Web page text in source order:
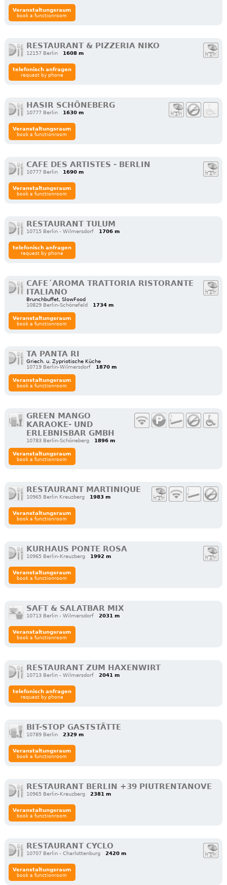
Veranstaltungsraum
book a functionroom
RESTAURANT & PIZZERIA NIKO
12157 Berlin 1608 m
telefonisch anfragen
request by phone
HASIR SCHÖNEBERG
10777 Berlin 1630 m
Veranstaltungsraum
book a functionroom
CAFE DES ARTISTES - BERLIN
10777 Berlin 1690 m
Veranstaltungsraum
book a functionroom
RESTAURANT TULUM
10715 Berlin - Wilmersdorf 1706 m
telefonisch anfragen
request by phone
CAFE´AROMA TRATTORIA RISTORANTE
ITALIANO
Brunchbuffet, SlowFood
10829 Berlin-Schönefeld
1734 m
Veranstaltungsraum
book a functionroom
TA PANTA RI
Griech. u. Zypriotische Küche
10719 Berlin-Wilmersdorf
1870 m
Veranstaltungsraum
book a functionroom
GREEN MANGO
KARAOKE- UND
ERLEBNISBAR GMBH
10783 Berlin-Schöneberg 1896 m
Veranstaltungsraum
book a functionroom
RESTAURANT MARTINIQUE
10965 Berlin Kreuzberg 1983 m
Veranstaltungsraum
book a functionroom
KURHAUS PONTE ROSA
10965 Berlin-Kreuzberg 1992 m
Veranstaltungsraum
book a functionroom
SAFT & SALATBAR MIX
10713 Berlin - Wilmersdorf 2031 m
Veranstaltungsraum
book a functionroom
RESTAURANT ZUM HAXENWIRT
10713 Berlin - Wilmersdorf 2041 m
telefonisch anfragen
request by phone
BIT-STOP GASTSTÄTTE
10789 Berlin 2329 m
Veranstaltungsraum
book a functionroom
RESTAURANT BERLIN +39 PIUTRENTANOVE
10965 Berlin-Kreuzberg 2381 m
Veranstaltungsraum
book a functionroom
RESTAURANT CYCLO
10707 Berlin - Charlottenburg 2420 m
Veranstaltungsraum
book a functionroom